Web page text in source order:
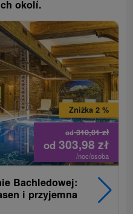
okolí.
od310,01zł
Zniżka 2 %
od 303,98zł
/noc/osoba
Bachledowej:
i przyjemna